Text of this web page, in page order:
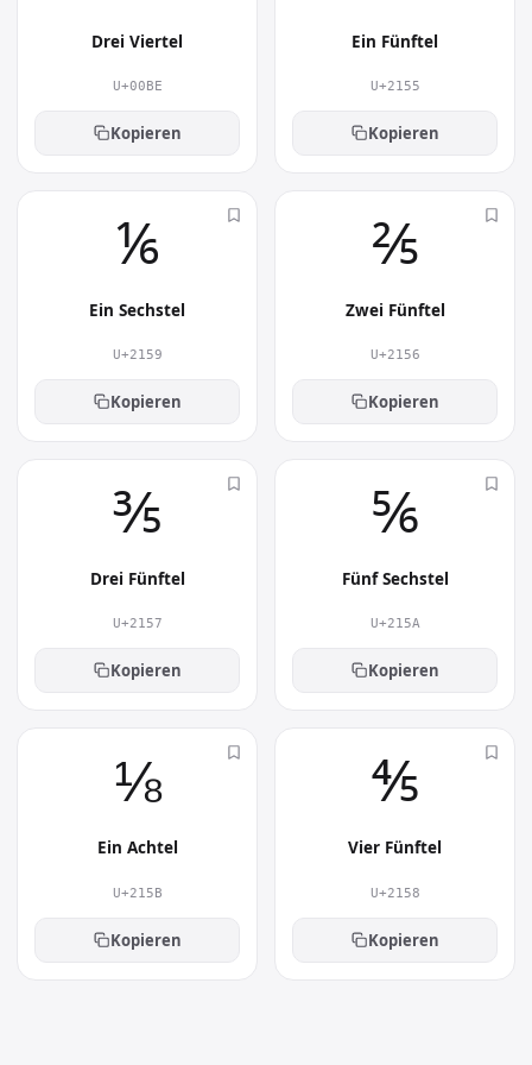
Drei Viertel
U+00BE
Kopieren
Ein Fünftel
U+2155
Kopieren
⅙︎
Ein Sechstel
U+2159
Kopieren
⅖︎
Zwei Fünftel
U+2156
Kopieren
⅗︎
Drei Fünftel
U+2157
Kopieren
⅚︎
Fünf Sechstel
U+215A
Kopieren
⅛︎
Ein Achtel
U+215B
Kopieren
⅘︎
Vier Fünftel
U+2158
Kopieren